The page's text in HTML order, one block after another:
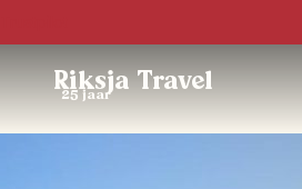
Riksja Travel
25 jaar